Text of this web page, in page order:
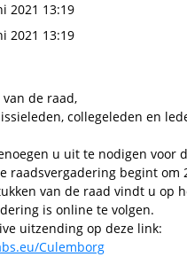
2021 13:19
2021 13:19
de raad,
collegeleden en
u uit te nodigen voor
raadsvergadering begint om
van de raad vindt u op
is online te volgen.
uitzending op deze link:
Culemborg